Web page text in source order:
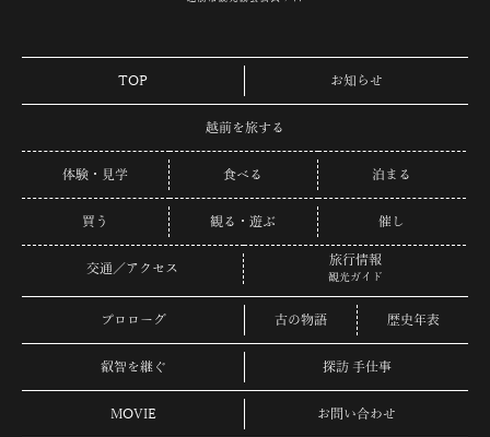
TOP お知らせ
越前を旅する
体験・見学 食べる 泊まる
買う 観る・遊ぶ 催し
交通／アクセス
旅行情報
観光ガイド
プロローグ 古の物語 歴史年表
叡智を継ぐ 探訪 手仕事
MOVIE お問い合わせ